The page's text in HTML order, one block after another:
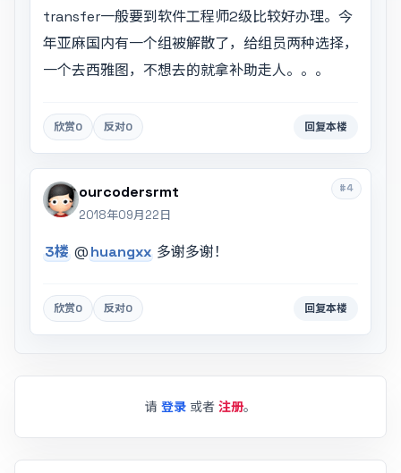
transfer一般要到软件工程师2级比较好办理。今
年亚麻国内有一个组被解散了，给组员两种选择，
一个去西雅图，不想去的就拿补助走人。。。
欣赏0 反对0 回复本楼
#4
ourcodersrmt
2018年09月22日
3楼 @huangxx 多谢多谢！
欣赏0 反对0 回复本楼
请 登录 或者 注册。